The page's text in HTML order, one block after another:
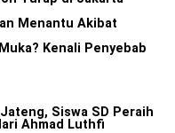
Menantu Akibat
Kenali Penyebab
Siswa SD Peraih
Ahmad Luthfi